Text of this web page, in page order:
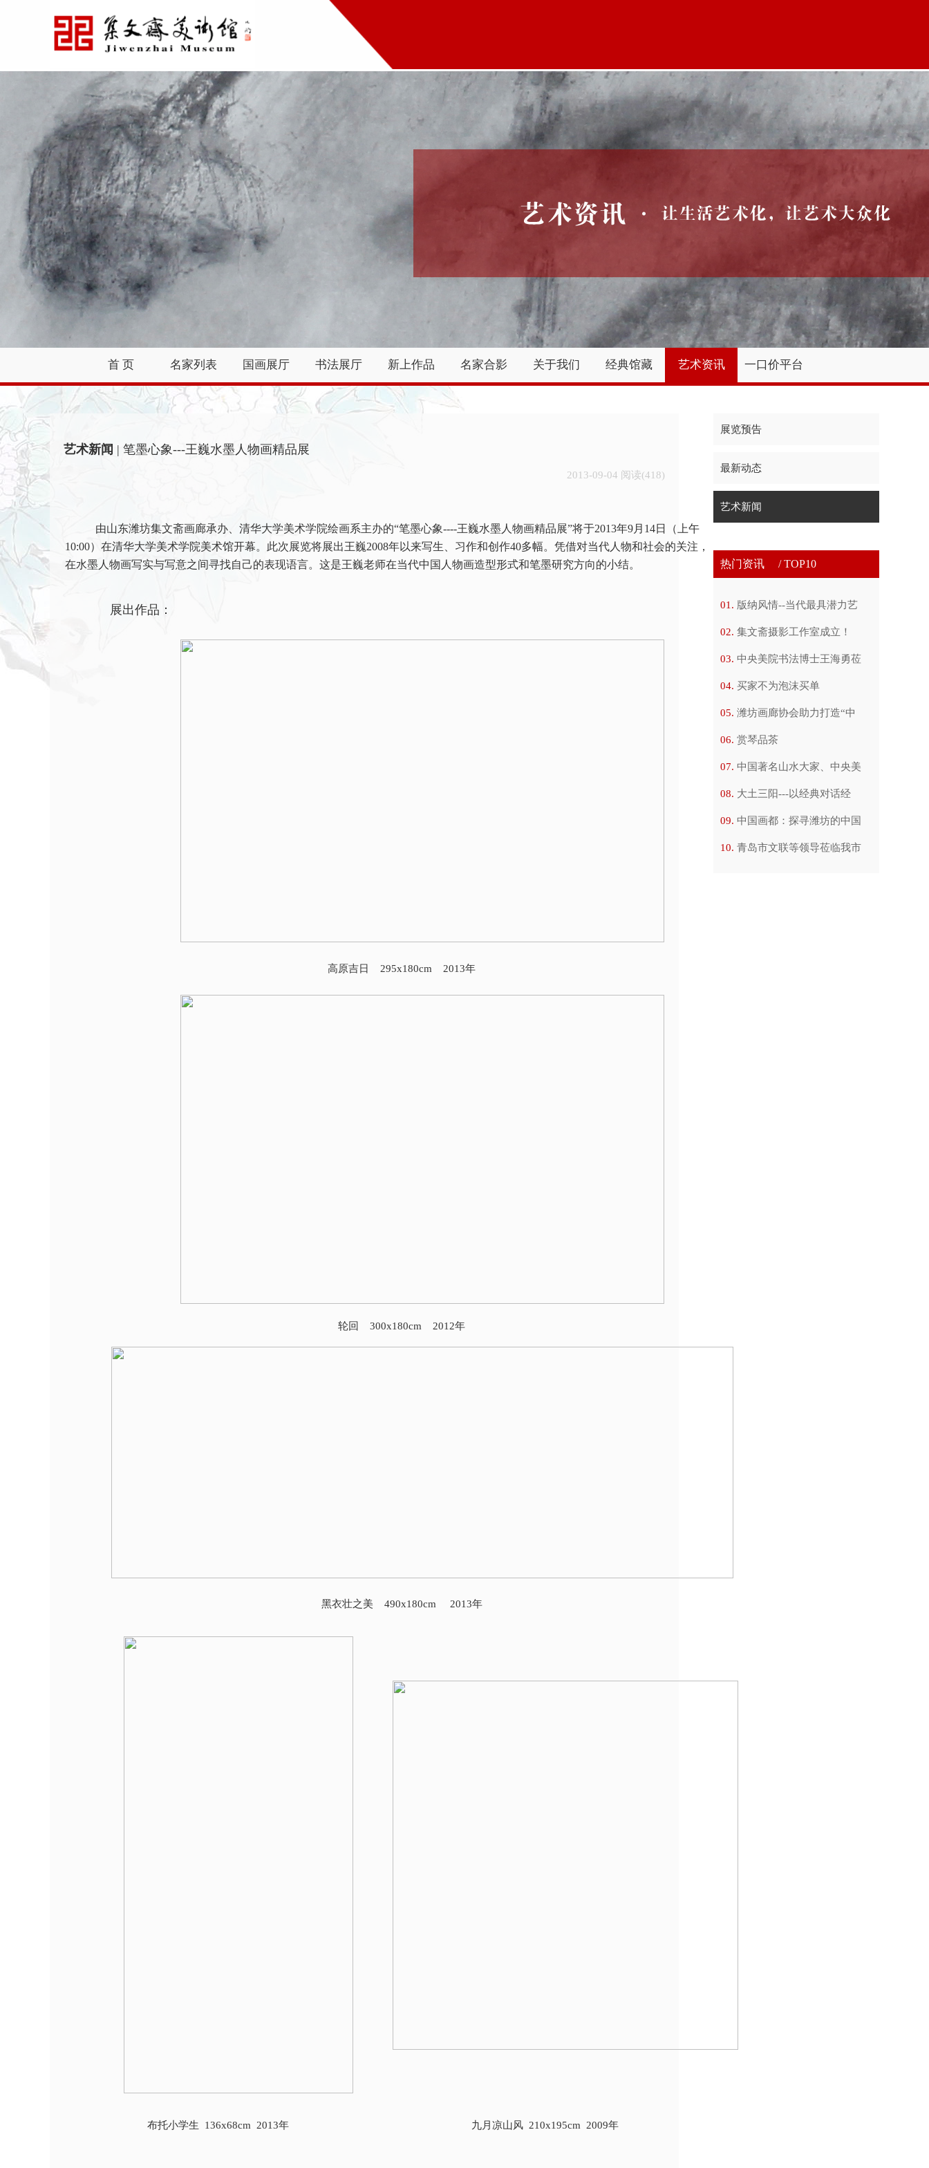
首 页 名家列表 国画展厅 书法展厅 新上作品 名家合影 关于我们 经典馆藏 艺术资讯 一口价平台
艺术新闻 | 笔墨心象---王巍水墨人物画精品展
2013-09-04 阅读(418)
由山东潍坊集文斋画廊承办、清华大学美术学院绘画系主办的“笔墨心象----王巍水墨人物画精品展”将于2013年9月 14日（上午
10:00）在清华大学美术学院美术馆开幕。此次展览将展出王巍2008年以来写生、习作和创作40多幅。凭借对当代人物和社会的关注，
在水墨人物画写实与写意之间寻找自己的表现语言。这是王巍老师在当代中国人物画造型形式和笔墨研究方向的小结。
展出作品：
高原吉日 295x180cm 2013年
轮回 300x180cm 2012年
黑衣壮之美 490x180cm 2013年
布托小学生 136x68cm 2013年 九月凉山风 210x195cm 2009年
展览预告
最新动态
艺术新闻
热门资讯 / TOP10
版纳风情--当代最具潜力艺
集文斋摄影工作室成立！
中央美院书法博士王海勇莅
买家不为泡沫买单
潍坊画廊协会助力打造“中
赏琴品茶
中国著名山水大家、中央美
大土三阳---以经典对话经
中国画都：探寻潍坊的中国
青岛市文联等领导莅临我市